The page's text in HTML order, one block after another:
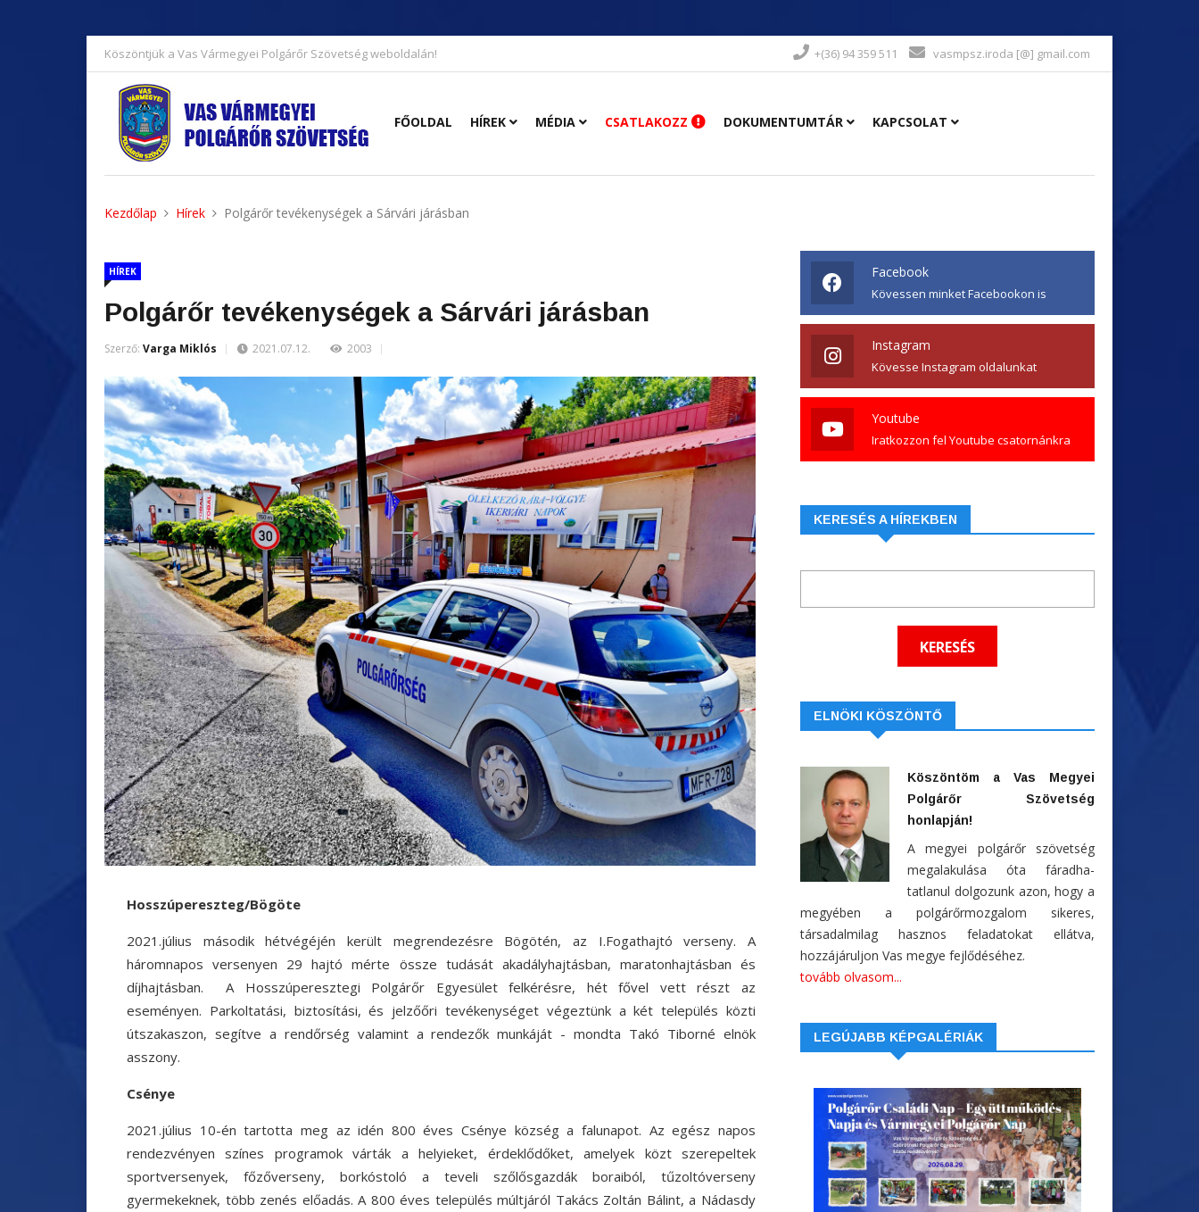
Köszöntjük a Vas Vármegyei Polgárőr Szövetség weboldalán! +(36) 94 359 511 vasmpsz.iroda [@] gmail.com
FŐOLDAL HÍREK MÉDIA CSATLAKOZZ DOKUMENTUMTÁR KAPCSOLAT
Kezdőlap Hírek Polgárőr tevékenységek a Sárvári járásban
HÍREK
Polgárőr tevékenységek a Sárvári járásban
Szerző: Varga Miklós 2021.07.12. 2003
Hosszúpereszteg/Bögöte
2021.július második hétvégéjén került megrendezésre Bögötén, az I.Fogathajtó verseny. A
háromnapos versenyen 29 hajtó mérte össze tudását akadályhajtásban, maratonhajtásban és
díjhajtásban.A Hosszúperesztegi Polgárőr Egyesület felkérésre, hét fővel vett részt az
eseményen. Parkoltatási, biztosítási, és jelzőőri tevékenységet végeztünk a két település közti
útszakaszon, segítve a rendőrség valamint a rendezők munkáját - mondta Takó Tiborné elnök
asszony.
Csénye
2021.július 10-én tartotta meg az idén 800 éves Csénye község a falunapot. Az egész napos
rendezvényen színes programok várták a helyieket, érdeklődőket,amelyek közt szerepeltek
sportversenyek, főzőverseny, borkóstoló a teveli szőlősgazdák boraiból, tűzoltóverseny
gyermekeknek, több zenés előadás.A 800 éves település múltjáról Takács Zoltán Bálint, a Nádasdy
Facebook
Kövessen minket Facebookon is
Instagram
Kövesse Instagram oldalunkat
Youtube
Iratkozzon fel Youtube csatornánkra
KERESÉS A HÍREKBEN
ELNÖKI KÖSZÖNTŐ
Köszöntöm a Vas Megyei
Polgárőr Szövetség
honlapján!
A megyei polgárőr szövetség
megalakulása óta fáradha-
tatlanul dolgozunk azon, hogy a
megyében a polgárőrmozgalom sikeres,
társadalmilag hasznos feladatokat ellátva,
hozzájáruljon Vas megye fejlődéséhez.
tovább olvasom...
LEGÚJABB KÉPGALÉRIÁK